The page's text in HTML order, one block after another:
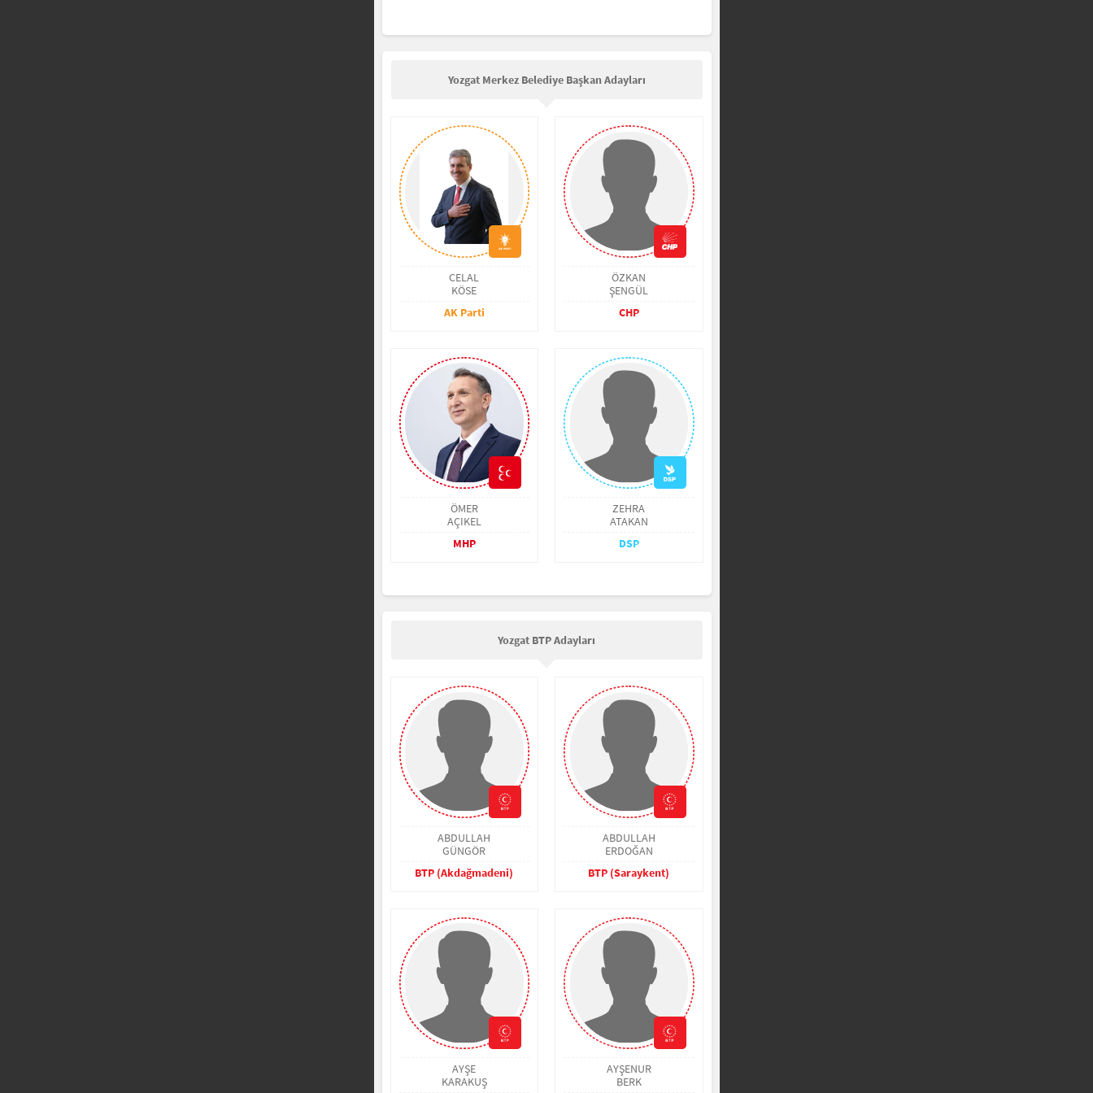
Yozgat Merkez Belediye Başkan Adayları
CELAL
KÖSE
AK Parti
ÖZKAN
ŞENGÜL
CHP
ÖMER
AÇIKEL
MHP
ZEHRA
ATAKAN
DSP
Yozgat BTP Adayları
ABDULLAH
GÜNGÖR
BTP (Akdağmadeni)
ABDULLAH
ERDOĞAN
BTP (Saraykent)
AYŞE
KARAKUŞ
AYŞENUR
BERK